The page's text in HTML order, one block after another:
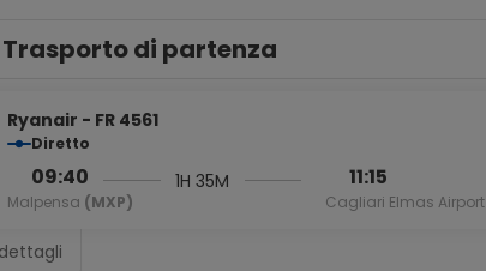
Trasporto di partenza
Ryanair - FR 4561
Diretto
09:40
Malpensa (MXP)
1H 35M 11:15
Cagliari Elmas Airport